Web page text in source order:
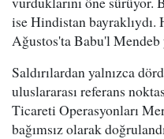
ise Hindistan
Ağustos'ta Babu'l Mendeb
Saldırılardan yalnızca
uluslararası referans
Ticareti Operasyonları
bağımsız olarak